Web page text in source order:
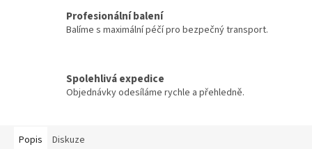
Profesionální balení
Balíme s maximální péčí pro bezpečný transport.
Spolehlivá expedice
Objednávky odesíláme rychle a přehledně.
Popis Diskuze